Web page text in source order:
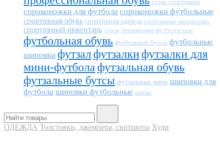
сетка спортивная
сороконожки для футбола сороконожки футбольные
спортивная обувь спортивная одежда спортивная экипировка
спортивный инвентарь стиль тренировки футбол в зале
футбольная обувь футбольные бутсы футбольные
шиповки футзалфутзалкифутзалки для
мини-футбола футзальная обувь
футзальные бутсы футзальные мячи шиповки для
футбола шиповки футбольные шипы
ОДЕЖДА Толстовки, джемпера, свитшоты Худи